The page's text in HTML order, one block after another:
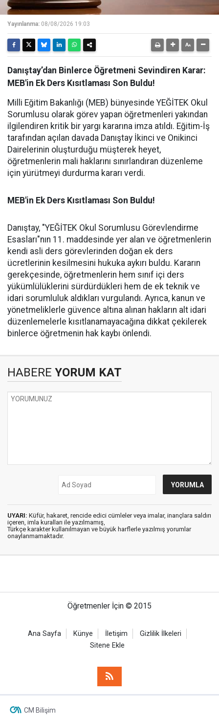
Yayınlanma: 08/08/2026 19:03
Danıştay’dan Binlerce Öğretmeni Sevindiren Karar:
MEB'in Ek Ders Kısıtlaması Son Buldu!
Milli Eğitim Bakanlığı (MEB) bünyesinde YEĞİTEK Okul
Sorumlusu olarak görev yapan öğretmenleri yakından
ilgilendiren kritik bir yargı kararına imza atıldı. Eğitim-İş
tarafından açılan davada Danıştay İkinci ve Onikinci
Dairelerinin oluşturduğu müşterek heyet,
öğretmenlerin mali haklarını sınırlandıran düzenleme
için yürütmeyi durdurma kararı verdi.
MEB'in Ek Ders Kısıtlaması Son Buldu!
Danıştay, "YEĞİTEK Okul Sorumlusu Görevlendirme
Esasları"nın 11. maddesinde yer alan ve öğretmenlerin
kendi asli ders görevlerinden doğan ek ders
ücretlerinin kesilmesini hukuka aykırı buldu. Kararın
gerekçesinde, öğretmenlerin hem sınıf içi ders
yükümlülüklerini sürdürdükleri hem de ek teknik ve
idari sorumluluk aldıkları vurgulandı. Ayrıca, kanun ve
yönetmeliklerle güvence altına alınan hakların alt idari
düzenlemelerle kısıtlanamayacağına dikkat çekilerek
binlerce öğretmenin hak kaybı önlendi.
HABERE YORUM KAT
UYARI: Küfür, hakaret, rencide edici cümleler veya imalar, inançlara saldırı
içeren, imla kuralları ile yazılmamış,
Türkçe karakter kullanılmayan ve büyük harflerle yazılmış yorumlar
onaylanmamaktadır.
Öğretmenler İçin © 2015
Ana Sayfa Künye İletişim
Gizlilik İlkeleri
Sitene Ekle
CM Bilişim